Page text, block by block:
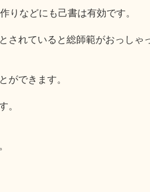
りなどにも己書は有効です。
れていると総師範がおっしゃ
ができます。
。